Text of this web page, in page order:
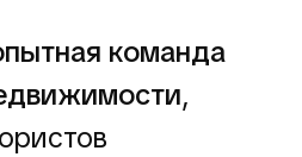
команда
,